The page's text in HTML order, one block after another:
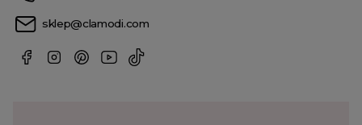
sklep@clamodi.com